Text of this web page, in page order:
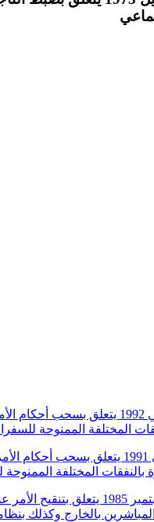
المختلفة الممنوحة
بالنفقات المختلفة الممنوحة
بالخارج وكذلك